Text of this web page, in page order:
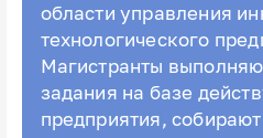
области управления
технологического
Магистранты
задания на базе
предприятия,